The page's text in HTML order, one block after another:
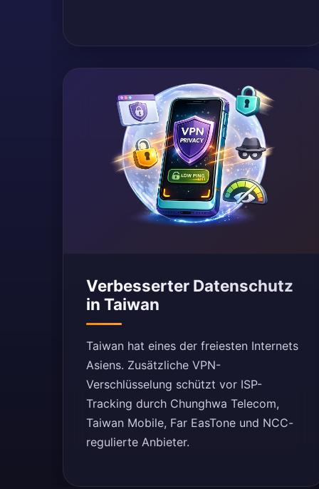
Verbesserter Datenschutz
in Taiwan
Taiwan hat eines der freiesten Internets
Asiens. Zusätzliche VPN-
Verschlüsselung schützt vor ISP-
Tracking durch Chunghwa Telecom,
Taiwan Mobile, Far EasTone und NCC-
regulierte Anbieter.